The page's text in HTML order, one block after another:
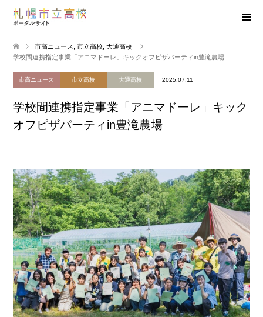
市高ニュース 市立高校, 大通高校
学校間連携指定事業「アニマドーレ」キックオフピザパーティin豊滝農場
市高ニュース 市立高校 大通高校 2025.07.11
学校間連携指定事業「アニマドーレ」キック
オフピザパーティin豊滝農場